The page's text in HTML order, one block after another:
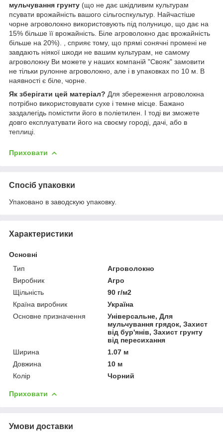
мульчування грунту (що не дає шкідливим культурам
псувати врожайність вашого сільгоспкультур. Найчастіше
чорне агроволокно використовують під полуницю, що дає на
15% більше її врожайність. Біле агроволокно дає врожайність
більше на 20%). , сприяє тому, що прямі сонячні промені не
завдають ніякої шкоди не вашим культурам, не самому
агроволокну Ви можете у наших компаній "Свояк" замовити
не тільки рулонне агроволокно, але і в упаковках по 10 м. В
наявності є біле, чорне.
Як зберігати цей матеріал? Для збереження агроволокна
потрібно використовувати сухе і темне місце. Бажано
заздалегідь помістити його в поліетилен. І тоді ви зможете
довго експлуатувати його на своєму городі, дачі, або в
теплиці.
Приховати
Спосіб упаковки
Упаковано в заводскую упаковку.
Характеристики
Основні
Тип
Агроволокно
Виробник
Агро
Щільність
90 г/м2
Країна виробник
Україна
Основне призначення
Універсальне, Для
мульчування грядок, Захист
від бур'янів, Захист грунту
від пересихання
Ширина
1.07 м
Довжина
10 м
Колір
Чорний
Приховати
Умови доставки